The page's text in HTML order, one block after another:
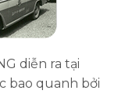
diễn ra tại
bao quanh bởi